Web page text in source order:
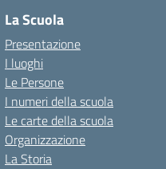
La Scuola
Presentazione
I luoghi
Le Persone
I numeri della scuola
Le carte della scuola
Organizzazione
La Storia